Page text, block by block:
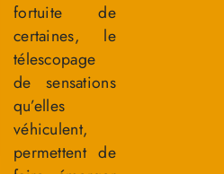
fortuite de
certaines, le
télescopage
de sensations
qu’elles
véhiculent,
permettent de